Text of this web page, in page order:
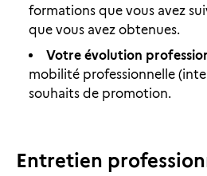
formations que vous avez
que vous avez obtenues.
Votre évolution
mobilité professionnelle
souhaits de promotion.
Entretien